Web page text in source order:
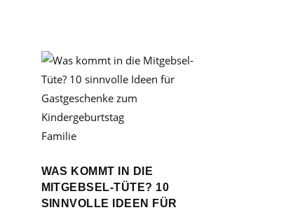
Familie
WAS KOMMT IN DIE
MITGEBSEL-TÜTE? 10
SINNVOLLE IDEEN FÜR